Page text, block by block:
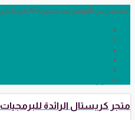
الأسعار في الموقع بعد خصم 50% مرحبا بكم في CRYSTAL LEADING
متجر كريستال الرائدة للبرمجيات